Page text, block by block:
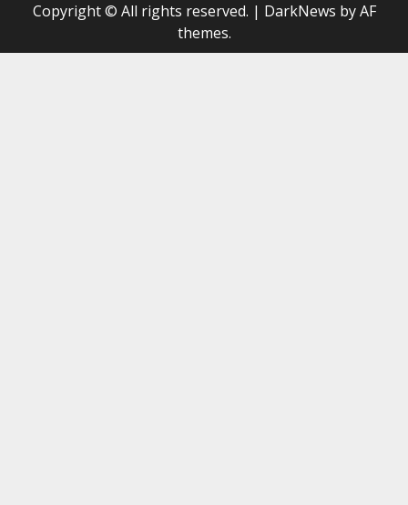
Copyright © All rights reserved. | DarkNews by AF
themes.